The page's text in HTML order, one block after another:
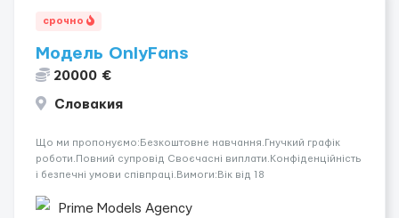
срочно
Модель OnlyFans
20000 €
Словакия
Що ми пропонуємо:Безкоштовне навчання.Гнучкий графік
роботи.Повний супровід Своєчасні виплати.Конфіденційність
і безпечні умови співпраці.Вимоги:Вік від 18
розвиватися.Досвід не обов’язковий.Якщо вас зацікавила
Prime Models Agency